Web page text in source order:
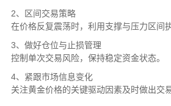
2、区间交易策略
在价格反复震荡时，利用支撑与压力区间
3、做好仓位与止损管理
控制单次交易风险，保持稳定资金状态。
4、紧跟市场信息变化
关注黄金价格的关键驱动因素及时做出交